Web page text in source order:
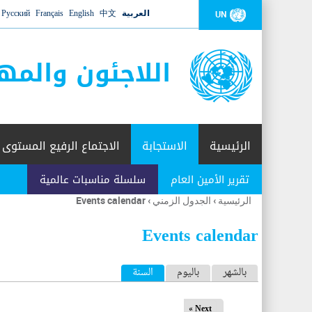
UN العربية 中文
English
Français
Русский
اللاجئون
الرئيسية الاستجابة
تقرير الأمين العام سلسلة مناسبات عالمية
الاجتماع الرفيع المستوى
أنت
هنا
الرئيسية › الجدول الزمني ›
Events calendar
Events calendar
ا بالشهر باليوم السنة (علامة التبويب النشطة)